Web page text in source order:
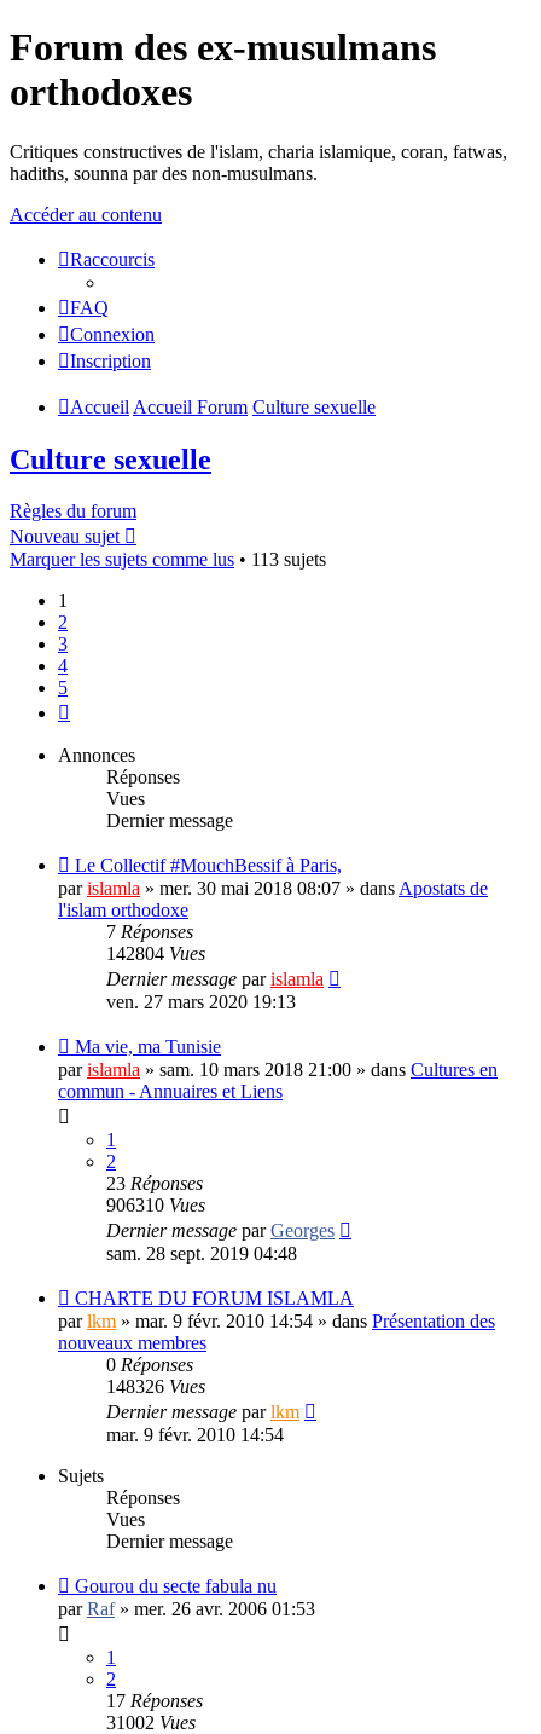
Forum des ex-musulmans
orthodoxes
Critiques constructives de l'islam, charia islamique, coran, fatwas,
hadiths, sounna par des non-musulmans.
Accéder au contenu
Raccourcis
FAQ
Connexion
Inscription
Accueil Accueil Forum Culture sexuelle
Culture sexuelle
Règles du forum
Nouveau sujet
Marquer les sujets comme lus • 113 sujets
1
2
3
4
5
Annonces
Réponses
Vues
Dernier message
Le Collectif #MouchBessif à Paris,
parislamla » mer. 30 mai 2018 08:07 » dans Apostats de
l'islam orthodoxe
7 Réponses
142804 Vues
Dernier message parislamla
ven. 27 mars 2020 19:13
Ma vie, ma Tunisie
parislamla » sam. 10 mars 2018 21:00 » dans Cultures en
commun - Annuaires et Liens
1
2
23 Réponses
906310 Vues
Dernier message parGeorges
sam. 28 sept. 2019 04:48
CHARTE DU FORUM ISLAMLA
parlkm » mar. 9 févr. 2010 14:54 » dans Présentation des
nouveaux membres
0 Réponses
148326 Vues
Dernier message parlkm
mar. 9 févr. 2010 14:54
Sujets
Réponses
Vues
Dernier message
Gourou du secte fabula nu
parRaf» mer. 26 avr. 2006 01:53
1
2
17 Réponses
31002 Vues